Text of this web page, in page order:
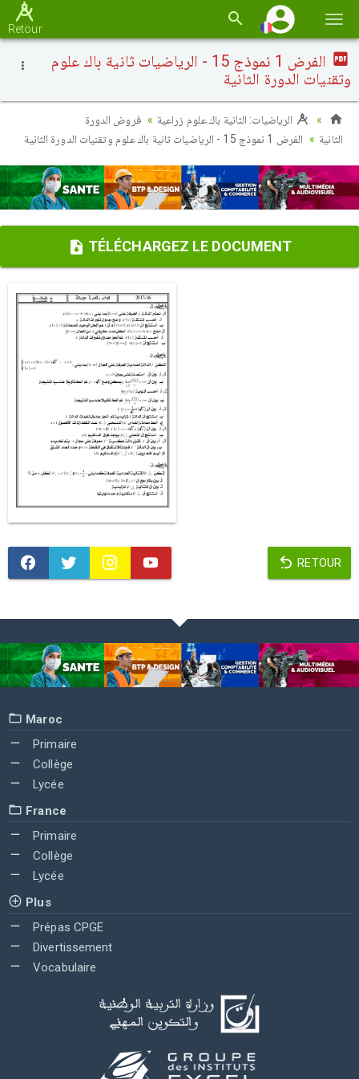
la
Retour
الفرض 1 نموذج 15 - الرياضيات ثانية باك علوم
وتقنيات الدورة الثانية
الرياضيات: الثانية باك علوم زراعية
فروض الدورة
الثانية
الفرض 1 نموذج 15 - الرياضيات ثانية باك علوم وتقنيات الدورة الثانية
TÉLÉCHARGEZ LE DOCUMENT
RETOUR
Maroc
Primaire
Collège
Lycée
France
Primaire
Collège
Lycée
Plus
Prépas CPGE
Divertissement
Vocabulaire